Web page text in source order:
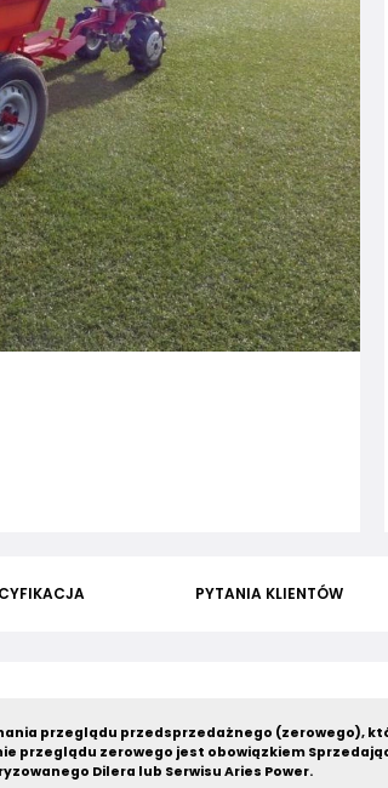
PYTANIA KLIENTÓW
przeglądu przedsprzedażnego (zerowego),
przeglądu zerowego jest obowiązkiem
Dilera lub Serwisu Aries Power.